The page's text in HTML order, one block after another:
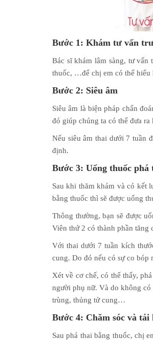
Bước 1: Khám tư vấn
Bác sĩ khám lâm sàng, tư
thuốc, …để chị em có thể hiểu
Bước 2: Siêu âm
Siêu âm là biện pháp chẩn
đó giúp chúng ta có thể đưa
Nếu siêu âm thai dưới 7 tuần
định.
Bước 3: Uống thuốc phá
Sau khi thăm khám và có kết
bằng thuốc thì sẽ được uống
Thông thường, bạn sẽ được
Viên thứ 2 có thành phần tăng
Với thai dưới 7 tuần kích
cung. Do đó nếu có sự co bóp
Xét về cơ chế, có thể thấy,
người phụ nữ. Và do không có
trùng, thủng tử cung…
Bước 4: Chăm sóc và tái
Sau phá thai bằng thuốc, chị